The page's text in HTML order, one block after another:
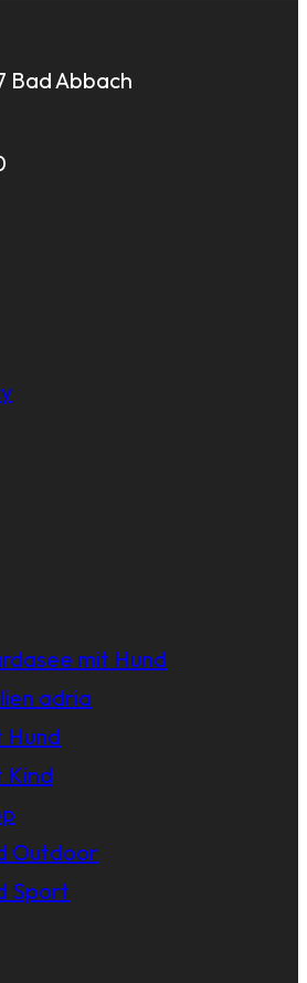
Bad Abbach
mit Hund
adria
Hund
Kind
Outdoor
Sport